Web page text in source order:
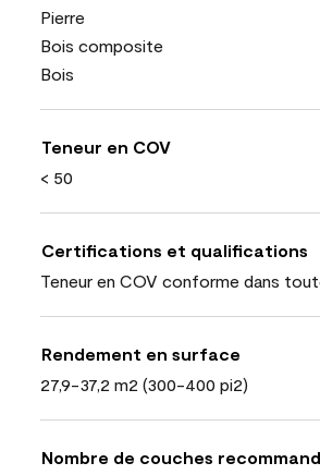
Pierre
Bois composite
Bois
Teneur en COV
< 50
Certifications et qualifications
Teneur en COV conforme dans
Rendement en surface
27,9-37,2 m2 (300-400 pi2)
Nombre de couches